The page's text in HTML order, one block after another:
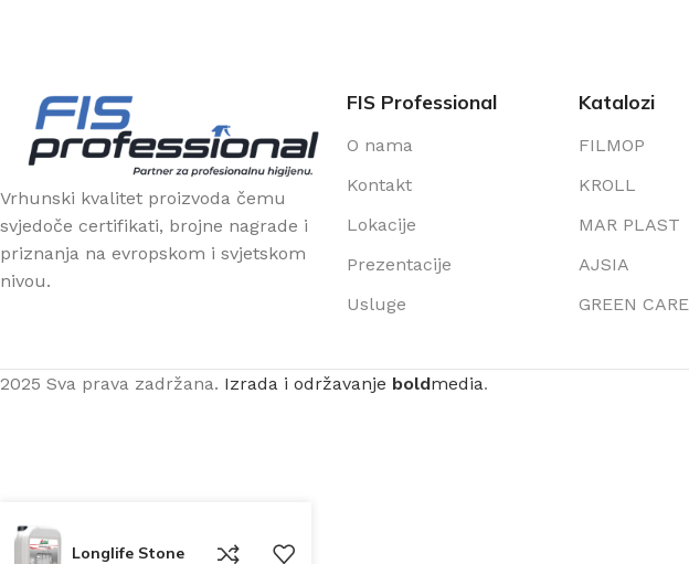
Vrhunski kvalitet proizvoda čemu
svjedoče certifikati, brojne nagrade i
priznanja na evropskom i svjetskom
nivou.
FIS Professional
O nama
Kontakt
Lokacije
Prezentacije
Usluge
Katalozi
FILMOP
KROLL
MAR PLAST
AJSIA
GREEN CARE
2025 Sva prava zadržana. Izrada i održavanje boldmedia.
Longlife Stone